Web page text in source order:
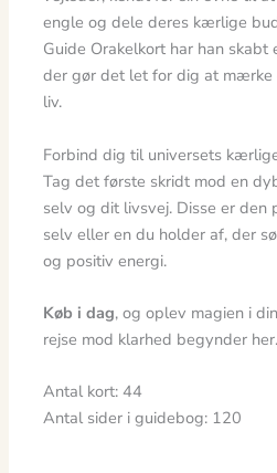
engle og dele deres kærlige
Guide Orakelkort har han
der gør det let for dig at
liv.
Forbind dig til universets
Tag det første skridt mod en
selv og dit livsvej. Disse er den
selv eller en du holder af, der
og positiv energi.
Køb i dag, og oplev magien i
rejse mod klarhed begynder her.
Antal kort: 44
Antal sider i guidebog: 120